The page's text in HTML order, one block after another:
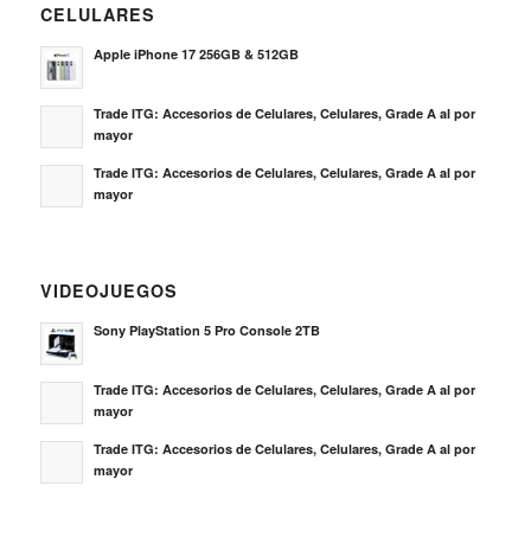
CELULARES
Apple iPhone 17 256GB & 512GB
Trade ITG: Accesorios de Celulares, Celulares, Grade A al por
mayor
Trade ITG: Accesorios de Celulares, Celulares, Grade A al por
mayor
VIDEOJUEGOS
Sony PlayStation 5 Pro Console 2TB
Trade ITG: Accesorios de Celulares, Celulares, Grade A al por
mayor
Trade ITG: Accesorios de Celulares, Celulares, Grade A al por
mayor